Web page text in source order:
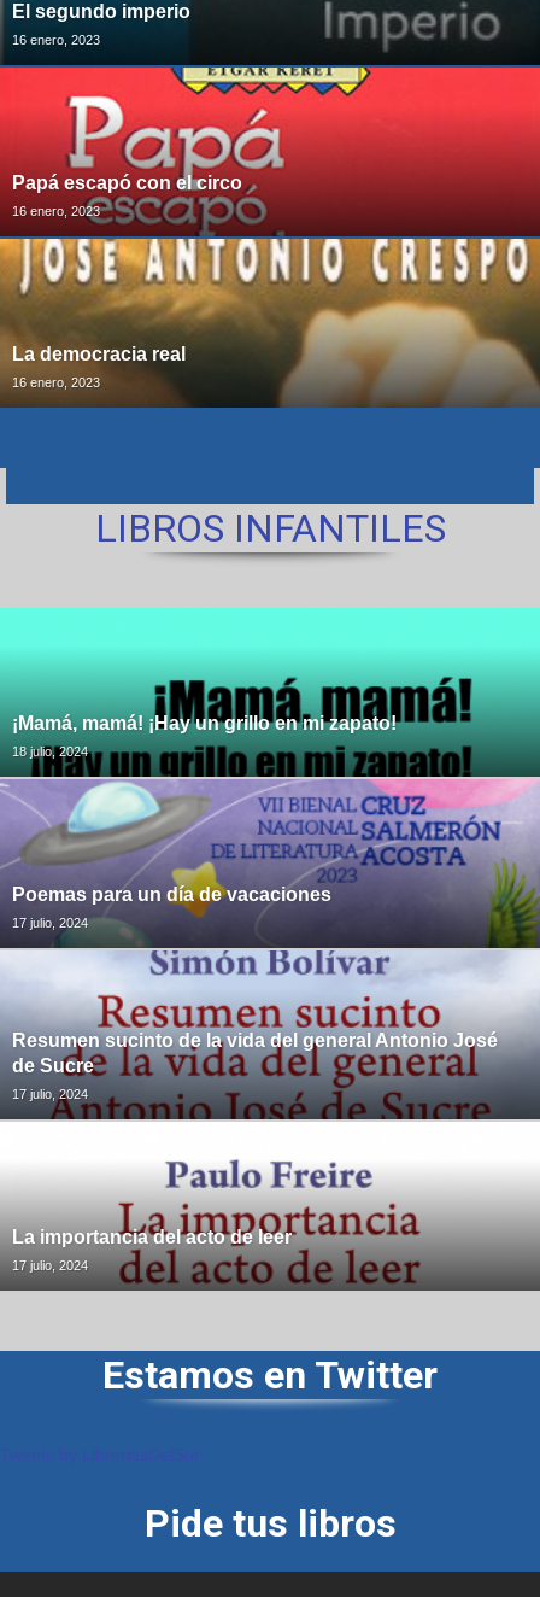
El segundo imperio
16 enero, 2023
Papá escapó con el circo
16 enero, 2023
La democracia real
16 enero, 2023
LIBROS INFANTILES
¡Mamá, mamá! ¡Hay un grillo en mi zapato!
18 julio, 2024
Poemas para un día de vacaciones
17 julio, 2024
Resumen sucinto de la vida del general Antonio José
de Sucre
17 julio, 2024
La importancia del acto de leer
17 julio, 2024
Estamos en Twitter
Pide tus libros